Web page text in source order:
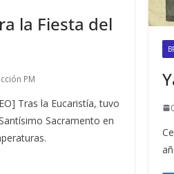
la Fiesta del
PM
Tras la Eucaristía, tuvo
Sacramento en